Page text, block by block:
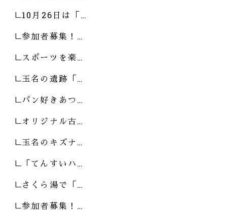
10月26日は「…
参加者募集！…
スポーツを楽…
玉名の遺跡「…
パン好きあつ…
オリジナル古…
玉名のキズナ…
「てんすいハ…
さくら湯で「…
参加者募集！…